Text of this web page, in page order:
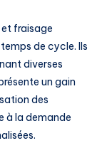
fraisage
de cycle. Ils
diverses
un gain
des
à la demande